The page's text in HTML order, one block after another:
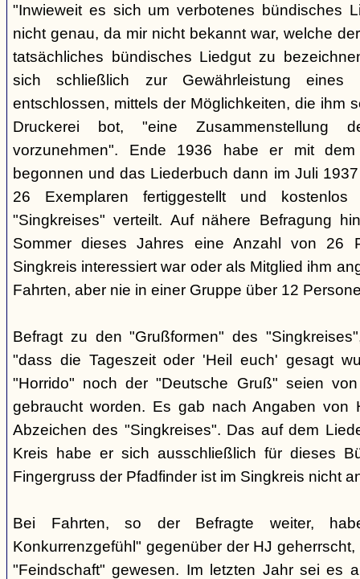
"Inwieweit es sich um verbotenes bündisches
nicht genau, da mir nicht bekannt war, welche
tatsächliches bündisches Liedgut zu
sich schließlich zur Gewährleistung eines
entschlossen, mittels der Möglichkeiten, die ihm
Druckerei bot, "eine Zusammenstellung
vorzunehmen". Ende 1936 habe er mit
begonnen und das Liederbuch dann im Juli
26 Exemplaren fertiggestellt und
"Singkreises" verteilt. Auf nähere Befragung
Sommer dieses Jahres eine Anzahl von 26
Singkreis interessiert war oder als Mitglied ihm
Fahrten, aber nie in einer Gruppe über 12
Befragt zu den "Grußformen" des
"dass die Tageszeit oder 'Heil euch' gesagt
"Horrido" noch der "Deutsche Gruß" seien
gebraucht worden. Es gab nach Angaben von
Abzeichen des "Singkreises". Das auf dem
Kreis habe er sich ausschließlich für dieses
Fingergruss der Pfadfinder ist im Singkreis nicht
Bei Fahrten, so der Befragte weiter,
Konkurrenzgefühl" gegenüber der HJ
"Feindschaft" gewesen. Im letzten Jahr sei es